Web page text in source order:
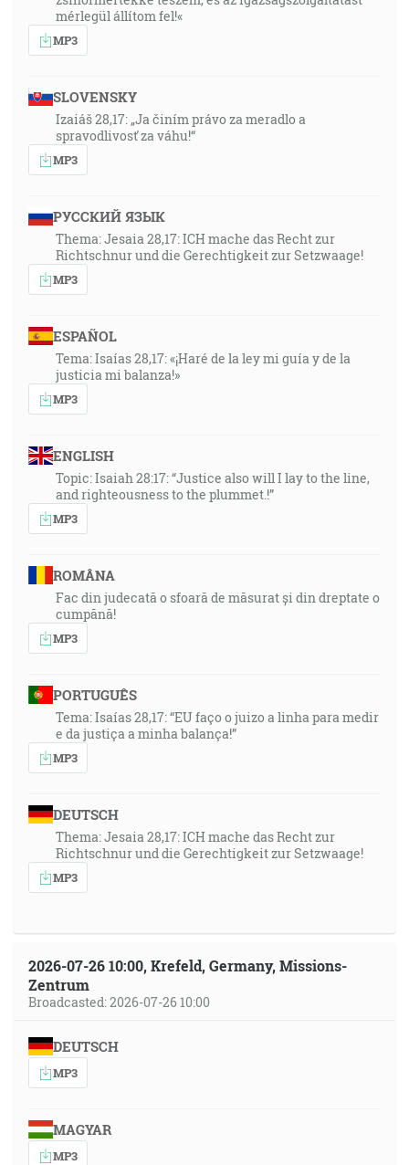
mérlegül állítom fel!«
MP3
SLOVENSKY
Izaiáš 28,17: „Ja činím právo za meradlo a
spravodlivosť za váhu!“
MP3
РУССКИЙ ЯЗЫК
Thema: Jesaia 28,17: ICH mache das Recht zur
Richtschnur und die Gerechtigkeit zur Setzwaage!
MP3
ESPAÑOL
Tema: Isaías 28,17: «¡Haré de la ley mi guía y de la
justicia mi balanza!»
MP3
ENGLISH
Topic: Isaiah 28:17: “Justice also will I lay to the line,
and righteousness to the plummet.!”
MP3
ROMÂNA
Fac din judecată o sfoară de măsurat și din dreptate o
cumpănă!
MP3
PORTUGUÊS
Tema: Isaías 28,17: “EU faço o juizo a linha para medir
e da justiça a minha balança!”
MP3
DEUTSCH
Thema: Jesaia 28,17: ICH mache das Recht zur
Richtschnur und die Gerechtigkeit zur Setzwaage!
MP3
2026-07-26 10:00, Krefeld, Germany, Missions-
Zentrum
Broadcasted: 2026-07-26 10:00
DEUTSCH
MP3
MAGYAR
MP3